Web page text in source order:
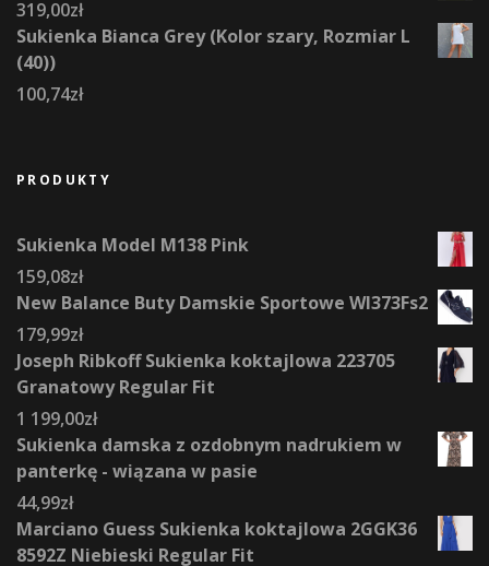
319,00zł
Sukienka Bianca Grey (Kolor szary, Rozmiar L
(40))
100,74zł
PRODUKTY
Sukienka Model M138 Pink
159,08zł
New Balance Buty Damskie Sportowe Wl373Fs2
179,99zł
Joseph Ribkoff Sukienka koktajlowa 223705
Granatowy Regular Fit
1 199,00zł
Sukienka damska z ozdobnym nadrukiem w
panterkę - wiązana w pasie
44,99zł
Marciano Guess Sukienka koktajlowa 2GGK36
8592Z Niebieski Regular Fit